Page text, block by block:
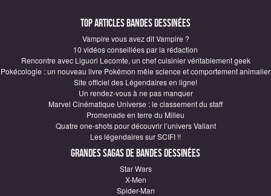
Top articles Bandes Dessinées
Vampire vous avez dit Vampire ?
10 vidéos conseillées par la rédaction
Rencontre avec Liguori Lecomte, un chef cuisinier véritablement geek
Pokécologie : un nouveau livre Pokémon mêle science et comportement animalier
Site officiel des Légendaires en ligne!
Un rendez-vous à ne pas manquer
Marvel Cinématique Universe : le classement du staff
Promenade en terre du Milieu
Quatre one-shots pour découvrir l’univers Valiant
Les légendaires sur SCIFI !!
Grandes sagas de Bandes Dessinées
Star Wars
X-Men
Spider-Man